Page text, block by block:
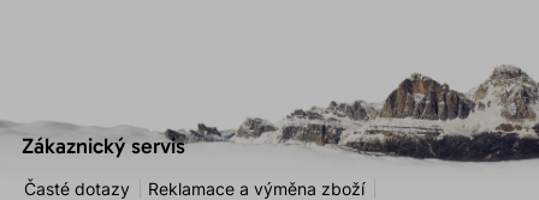
Zákaznický servis
Časté dotazy Reklamace a výměna zboží